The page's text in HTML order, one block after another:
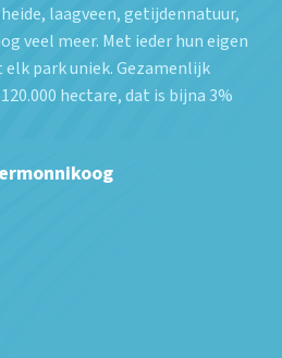
laagveen, getijdennatuur,
veel meer. Met ieder hun eigen
park uniek. Gezamenlijk
hectare, dat is bijna 3%